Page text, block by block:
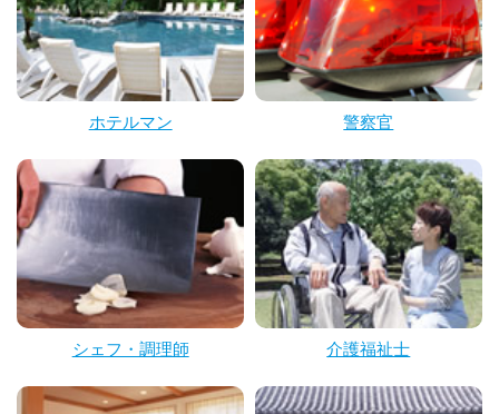
ホテルマン 警察官
シェフ・調理師 介護福祉士